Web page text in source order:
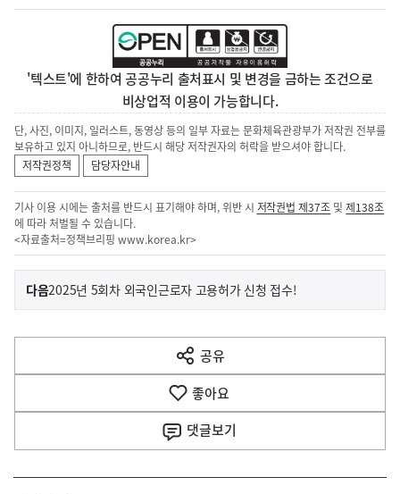
'텍스트'에 한하여 공공누리 출처표시 및 변경을 금하는 조건으로
비상업적 이용이 가능합니다.
단, 사진, 이미지, 일러스트, 동영상 등의 일부 자료는 문화체육관광부가 저작권 전부를
보유하고 있지 아니하므로, 반드시 해당 저작권자의 허락을 받으셔야 합니다.
저작권정책
담당자안내
기사 이용 시에는 출처를 반드시 표기해야 하며, 위반 시 저작권법 제37조 및제138조
에 따라 처벌될 수 있습니다.
<자료출처=정책브리핑 www.korea.kr>
이
전
다
음
다음기
사
2025년 5회차 외국인근로자 고용허가 신청 접수!
공유
열
기
좋아요
댓글보기